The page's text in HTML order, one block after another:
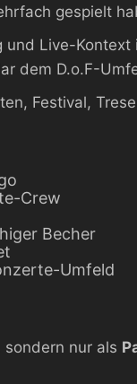
gespielt
Live-
dem D.o.F-
Festival,
Crew
Becher
Umfeld
sondern nur als